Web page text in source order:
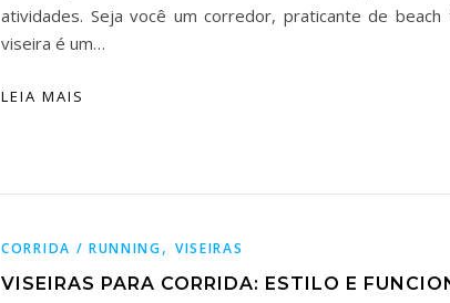
atividades. Seja você um corredor, praticante de
viseira é um…
LEIA MAIS
CORRIDA / RUNNING, VISEIRAS
VISEIRAS PARA CORRIDA: ESTILO E